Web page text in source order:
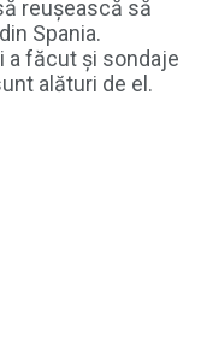
reușească să
Spania.
a făcut și sondaje
alături de el.